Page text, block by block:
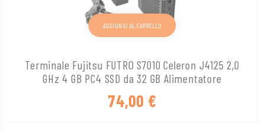
Terminale Fujitsu FUTRO S7010 Celeron J4125 2,0
GHz 4 GB PC4 SSD da 32 GB Alimentatore
74,00 €
AGGIUNGI AL CARRELLO